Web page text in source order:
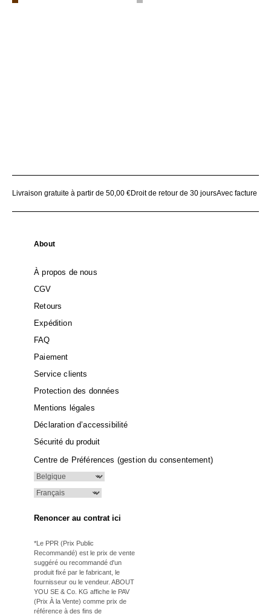
Livraison gratuite à partir de 50,00 €Droit de retour de 30 joursAvec facture
About
À propos de nous
CGV
Retours
Expédition
FAQ
Paiement
Service clients
Protection des données
Mentions légales
Déclaration d’accessibilité
Sécurité du produit
Centre de Préférences (gestion du consentement)
Renoncer au contrat ici
*Le PPR (Prix Public
Recommandé) est le prix de vente
suggéré ou recommandé d'un
produit fixé par le fabricant, le
fournisseur ou le vendeur. ABOUT
YOU SE & Co. KG affiche le PAV
(Prix À la Vente) comme prix de
référence à des fins de